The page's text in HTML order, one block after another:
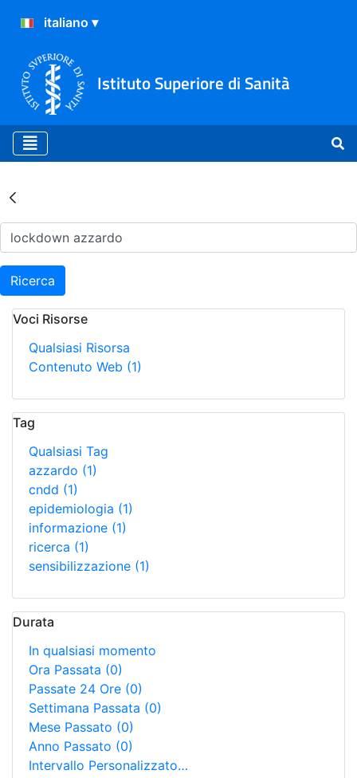
Istituto Superiore di Sanità
Risultati della Ricerca -
Ricerca
Voci Risorse
Qualsiasi Risorsa
Contenuto Web (1)
Tag
Qualsiasi Tag
azzardo (1)
cndd (1)
epidemiologia (1)
informazione (1)
ricerca (1)
sensibilizzazione (1)
Durata
In qualsiasi momento
Ora Passata (0)
Passate 24 Ore (0)
Settimana Passata (0)
Mese Passato (0)
Anno Passato (0)
Intervallo Personalizzato…